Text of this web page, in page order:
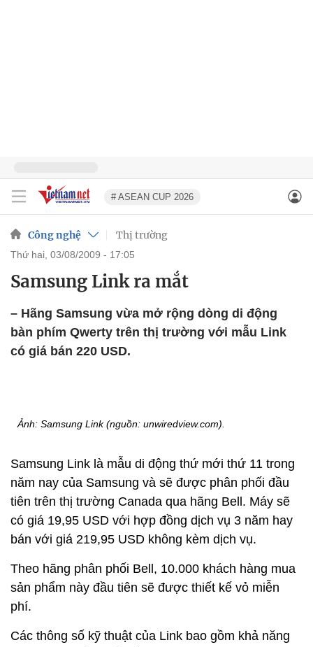
# ASEAN CUP 2026
Công nghệ Thị trường
thứ hai, 03/08/2009 - 17:05
Samsung Link ra mắt
– Hãng Samsung vừa mở rộng dòng di động
bàn phím Qwerty trên thị trường với mẫu Link
có giá bán 220 USD.
Ảnh: Samsung Link (nguồn: unwiredview.com).
Samsung Link là mẫu di động thứ mới thứ 11 trong
năm nay của Samsung và sẽ được phân phối đầu
tiên trên thị trường Canada qua hãng Bell. Máy sẽ
có giá 19,95 USD với hợp đồng dịch vụ 3 năm hay
bán với giá 219,95 USD không kèm dịch vụ.
Theo hãng phân phối Bell, 10.000 khách hàng mua
sản phẩm này đầu tiên sẽ được thiết kế vỏ miễn
phí.
Các thông số kỹ thuật của Link bao gồm khả năng